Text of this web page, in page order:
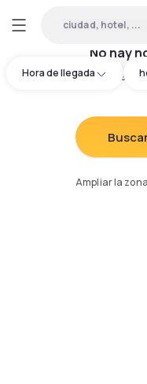
ciudad, hotel, ...
Hora de llegada
No hay
Intenta
Ampliar la